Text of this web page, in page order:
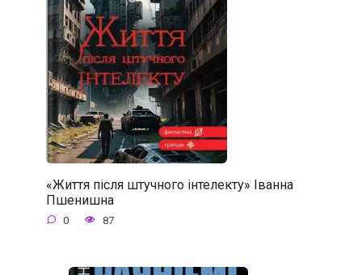
«Життя після штучного інтелекту» Іванна
Пшенишна
0 87